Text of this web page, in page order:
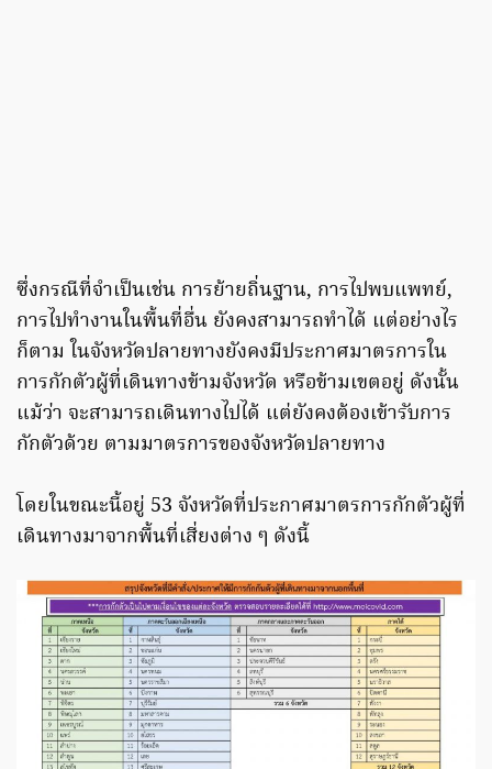
ซึ่งกรณีที่จำเป็นเช่น การย้ายถิ่นฐาน, การไปพบแพทย์,
การไปทำงานในพื้นที่อื่น ยังคงสามารถทำได้ แต่อย่างไร
ก็ตาม ในจังหวัดปลายทางยังคงมีประกาศมาตรการใน
การกักตัวผู้ที่เดินทางข้ามจังหวัด หรือข้ามเขตอยู่ ดังนั้น
แม้ว่า จะสามารถเดินทางไปได้ แต่ยังคงต้องเข้ารับการ
กักตัวด้วย ตามมาตรการของจังหวัดปลายทาง
โดยในขณะนี้อยู่ 53 จังหวัดที่ประกาศมาตรการกักตัวผู้ที่
เดินทางมาจากพื้นที่เสี่ยงต่าง ๆ ดังนี้